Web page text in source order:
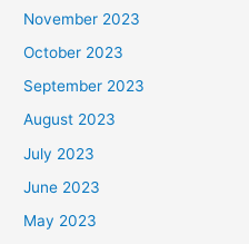
November 2023
October 2023
September 2023
August 2023
July 2023
June 2023
May 2023